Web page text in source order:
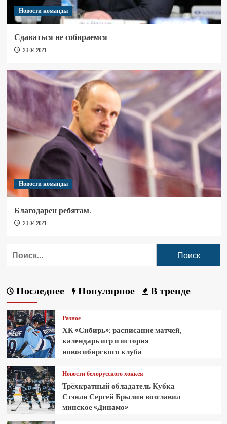
Новости команды
Сдаваться не собираемся
23.04.2021
Новости команды
Благодарен ребятам.
23.04.2021
Последнее Популярное В тренде
Разное
ХК «Сибирь»: расписание матчей,
календарь игр и история
новосибирского клуба
Новости белорусского хоккея
Трёхкратный обладатель Кубка
Стэнли Сергей Брылин возглавил
минское «Динамо»